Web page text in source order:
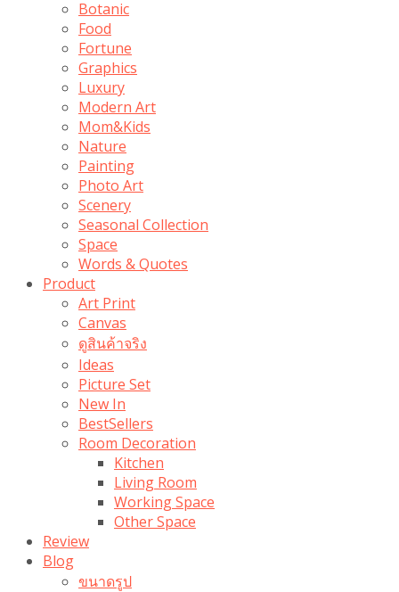
Botanic
Food
Fortune
Graphics
Luxury
Modern Art
Mom&Kids
Nature
Painting
Photo Art
Scenery
Seasonal Collection
Space
Words & Quotes
Product
Art Print
Canvas
ดูสินค้าจริง
Ideas
Picture Set
New In
BestSellers
Room Decoration
Kitchen
Living Room
Working Space
Other Space
Review
Blog
ขนาดรูป